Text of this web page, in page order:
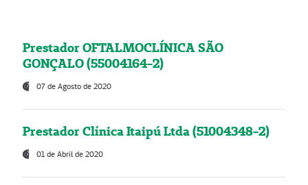
Prestador OFTALMOCLÍNICA SÃO
GONÇALO (55004164-2)
07 de Agosto de 2020
Prestador Clínica Itaipú Ltda (51004348-2)
01 de Abril de 2020